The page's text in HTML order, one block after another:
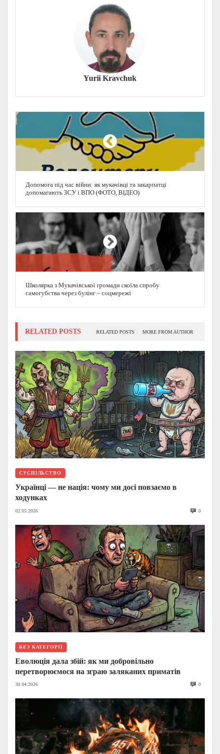
Yurii Kravchuk
Допомога під час війни: як мукачівці та закарпатці
допомагають ЗСУ і ВПО (ФОТО, ВІДЕО)
Школярка з Мукачівської громади скоїла спробу
самогубства через булінг – соцмережі
RELATED POSTS RELATED POSTS MORE FROM AUTHOR
СУСПІЛЬСТВО
Українці — не нація: чому ми досі повзаємо в
ходунках
02.05.2026 0
БЕЗ КАТЕГОРІЇ
Еволюція дала збій: як ми добровільно
перетворюємося на зграю заляканих приматів
30.04.2026 0